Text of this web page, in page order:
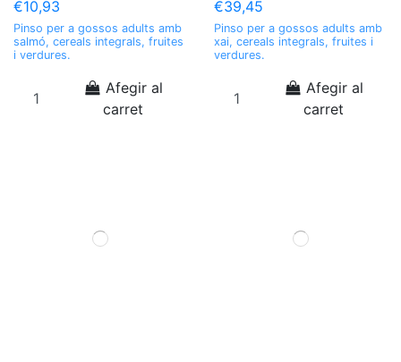
€10,93
Pinso per a gossos adults amb
salmó, cereals integrals, fruites
i verdures.
Afegir al
carret
€39,45
Pinso per a gossos adults amb
xai, cereals integrals, fruites i
verdures.
Afegir al
carret